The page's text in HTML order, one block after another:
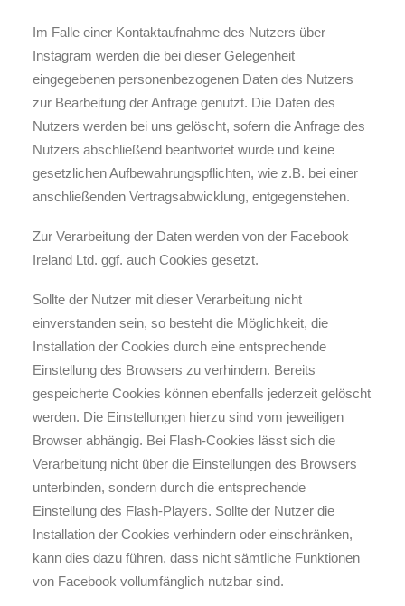
Im Falle einer Kontaktaufnahme des Nutzers über
Instagram werden die bei dieser Gelegenheit
eingegebenen personenbezogenen Daten des Nutzers
zur Bearbeitung der Anfrage genutzt. Die Daten des
Nutzers werden bei uns gelöscht, sofern die Anfrage des
Nutzers abschließend beantwortet wurde und keine
gesetzlichen Aufbewahrungspflichten, wie z.B. bei einer
anschließenden Vertragsabwicklung, entgegenstehen.
Zur Verarbeitung der Daten werden von der Facebook
Ireland Ltd. ggf. auch Cookies gesetzt.
Sollte der Nutzer mit dieser Verarbeitung nicht
einverstanden sein, so besteht die Möglichkeit, die
Installation der Cookies durch eine entsprechende
Einstellung des Browsers zu verhindern. Bereits
gespeicherte Cookies können ebenfalls jederzeit gelöscht
werden. Die Einstellungen hierzu sind vom jeweiligen
Browser abhängig. Bei Flash-Cookies lässt sich die
Verarbeitung nicht über die Einstellungen des Browsers
unterbinden, sondern durch die entsprechende
Einstellung des Flash-Players. Sollte der Nutzer die
Installation der Cookies verhindern oder einschränken,
kann dies dazu führen, dass nicht sämtliche Funktionen
von Facebook vollumfänglich nutzbar sind.